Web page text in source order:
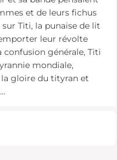
et de leurs fichus
Titi, la punaise de lit
leur révolte
générale, Titi
mondiale,
la gloire du tityran et
...